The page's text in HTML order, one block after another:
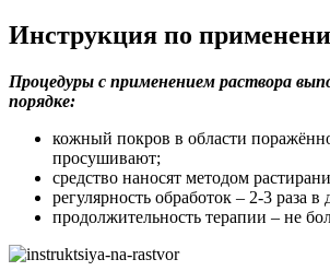
Инструкция по
Процедуры с применением раствора
порядке:
кожный покров в области
просушивают;
средство наносят методом
регулярность обработок – 2-3 раза в
продолжительность терапии – не